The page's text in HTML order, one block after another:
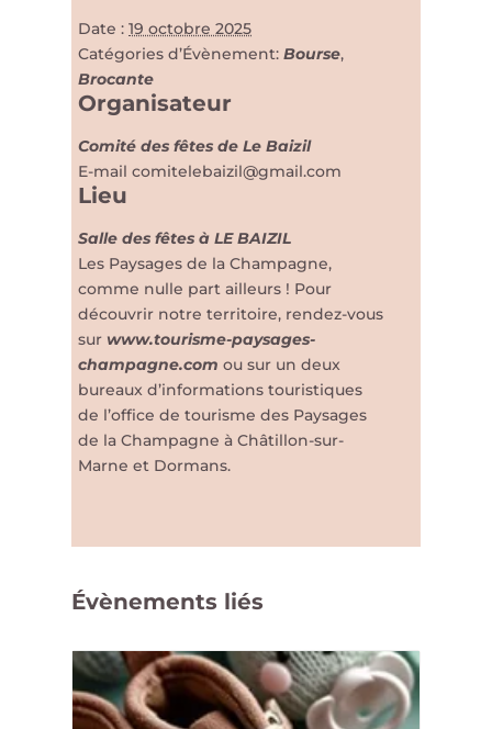
Date : 19 octobre 2025
Catégories d’Évènement: Bourse,
Brocante
Lieu
Salle des fêtes à LE BAIZIL
Les Paysages de la Champagne,
comme nulle part ailleurs ! Pour
découvrir notre territoire, rendez-vous
sur www.tourisme-paysages-
champagne.com ou sur un deux
bureaux d’informations touristiques
de l’office de tourisme des Paysages
de la Champagne à Châtillon-sur-
Marne et Dormans.
Organisateur
Comité des fêtes de Le Baizil
E-mailcomitelebaizil@gmail.com
Évènements liés